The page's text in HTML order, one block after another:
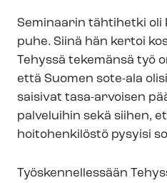
Seminaarin tähtihetki oli
puhe. Siinä hän kertoi
Tehyssä tekemänsä työ
että Suomen sote-ala
saisivat tasa-arvoisen
palveluihin sekä siihen,
hoitohenkilöstö pysyisi
Työskennellessään